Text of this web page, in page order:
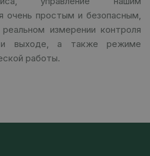
очень простым и безопасным,
измерении контроля
выходе, а также режиме
работы.